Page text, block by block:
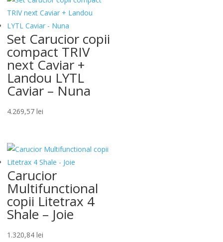
Set Carucior copii
compact TRIV
next Caviar +
Landou LYTL
Caviar – Nuna
4.269,57 lei
Carucior
Multifunctional
copii Litetrax 4
Shale – Joie
1.320,84 lei